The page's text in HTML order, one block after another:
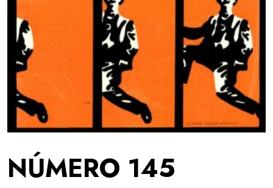
NÚMERO 145